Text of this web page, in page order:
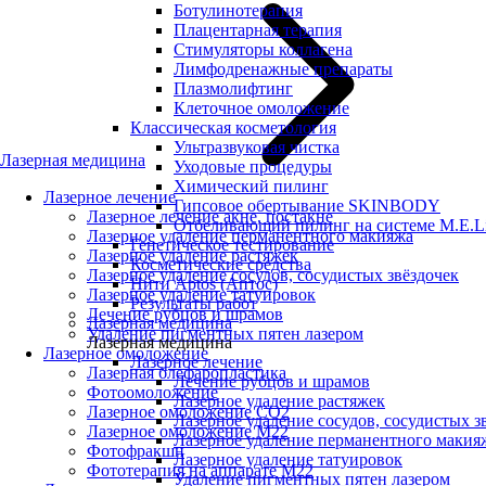
Лазерная медицина
Лазерное лечение
Лазерное лечение акне, постакне
Лазерное удаление перманентного макияжа
Лазерное удаление растяжек
Лазерное удаление сосудов, сосудистых звёздочек
Лазерное удаление татуировок
Лечение рубцов и шрамов
Удаление пигментных пятен лазером
Лазерное омоложение
Лазерная блефаропластика
Фотоомоложение
Лазерное омоложение CO2
Лазерное омоложение M22
Фотофракшн
Фототерапия на аппарате М22
Ботулинотерапия
Плацентарная терапия
Стимуляторы коллагена
Лимфодренажные препараты
Плазмолифтинг
Клеточное омоложение
Классическая косметология
Ультразвуковая чистка
Уходовые процедуры
Химический пилинг
Гипсовое обертывание SKINBODY
Отбеливающий пилинг на системе
Генетическое тестирование
Косметические средства
Нити Aptos (Аптос)
Результаты работ
Лазерная медицина
Лазерная медицина
Лазерное лечение
Лечение рубцов и шрамов
Лазерное удаление растяжек
Лазерное удаление сосудов, сосудистых
Лазерное удаление перманентного
Лазерное удаление татуировок
Удаление пигментных пятен лазером